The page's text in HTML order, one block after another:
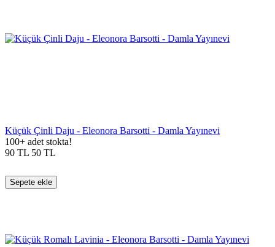
Küçük Çinli Daju - Eleonora Barsotti - Damla Yayınevi
100+ adet stokta!
90 TL 50 TL
Sepete ekle